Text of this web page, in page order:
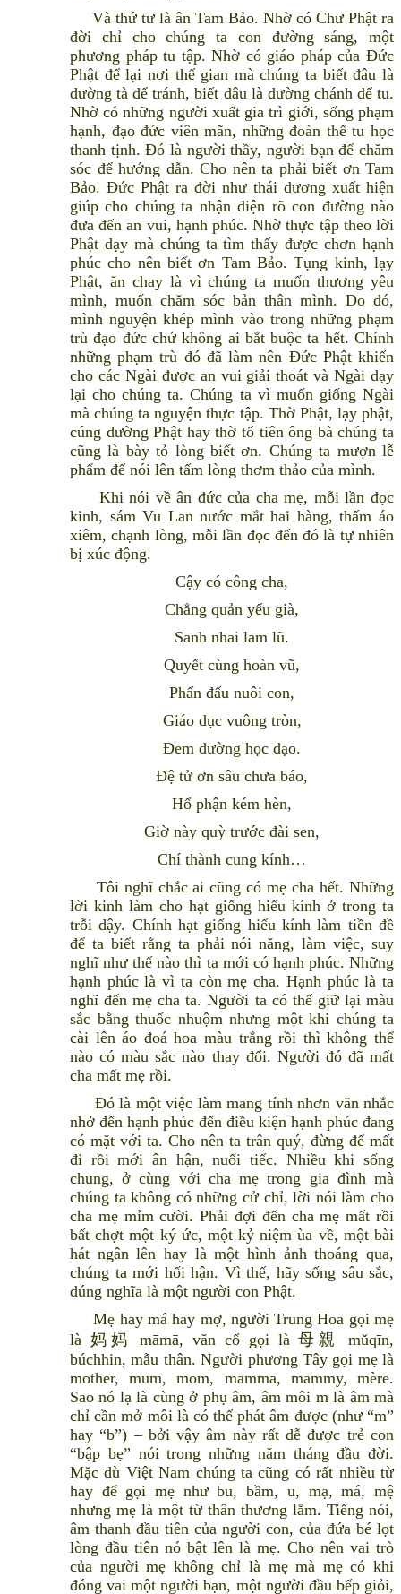
Và thứ tư là ân Tam Bảo. Nhờ có Chư Phật ra
đời chỉ cho chúng ta con đường sáng, một
phương pháp tu tập. Nhờ có giáo pháp của Đức
Phật để lại nơi thế gian mà chúng ta biết đâu là
đường tà để tránh, biết đâu là đường chánh để tu.
Nhờ có những người xuất gia trì giới, sống phạm
hạnh, đạo đức viên mãn, những đoàn thể tu học
thanh tịnh. Đó là người thầy, người bạn để chăm
sóc để hướng dẫn. Cho nên ta phải biết ơn Tam
Bảo. Đức Phật ra đời như thái dương xuất hiện
giúp cho chúng ta nhận diện rõ con đường nào
đưa đến an vui, hạnh phúc. Nhờ thực tập theo lời
Phật dạy mà chúng ta tìm thấy được chơn hạnh
phúc cho nên biết ơn Tam Bảo. Tụng kinh, lạy
Phật, ăn chay là vì chúng ta muốn thương yêu
mình, muốn chăm sóc bản thân mình. Do đó,
mình nguyện khép mình vào trong những phạm
trù đạo đức chứ không ai bắt buộc ta hết. Chính
những phạm trù đó đã làm nên Đức Phật khiến
cho các Ngài được an vui giải thoát và Ngài dạy
lại cho chúng ta. Chúng ta vì muốn giống Ngài
mà chúng ta nguyện thực tập. Thờ Phật, lạy phật,
cúng dường Phật hay thờ tổ tiên ông bà chúng ta
cũng là bày tỏ lòng biết ơn. Chúng ta mượn lễ
phẩm để nói lên tấm lòng thơm thảo của mình.
Khi nói về ân đức của cha mẹ, mỗi lần đọc
kinh, sám Vu Lan nước mắt hai hàng, thấm áo
xiêm, chạnh lòng, mỗi lần đọc đến đó là tự nhiên
bị xúc động.
Cậy có công cha,
Chẳng quản yếu già,
Sanh nhai lam lũ.
Quyết cùng hoàn vũ,
Phấn đấu nuôi con,
Giáo dục vuông tròn,
Ðem đường học đạo.
Ðệ tử ơn sâu chưa báo,
Hổ phận kém hèn,
Giờ này quỳ trước đài sen,
Chí thành cung kính…
Tôi nghĩ chắc ai cũng có mẹ cha hết. Những
lời kinh làm cho hạt giống hiếu kính ở trong ta
trỗi dậy. Chính hạt giống hiếu kính làm tiền đề
để ta biết rằng ta phải nói năng, làm việc, suy
nghĩ như thế nào thì ta mới có hạnh phúc. Những
hạnh phúc là vì ta còn mẹ cha. Hạnh phúc là ta
nghĩ đến mẹ cha ta. Người ta có thể giữ lại màu
sắc bằng thuốc nhuộm nhưng một khi chúng ta
cài lên áo đoá hoa màu trắng rồi thì không thể
nào có màu sắc nào thay đổi. Người đó đã mất
cha mất mẹ rồi.
Đó là một việc làm mang tính nhơn văn nhắc
nhở đến hạnh phúc đến điều kiện hạnh phúc đang
có mặt với ta. Cho nên ta trân quý, đừng để mất
đi rồi mới ân hận, nuối tiếc. Nhiều khi sống
chung, ở cùng với cha mẹ trong gia đình mà
chúng ta không có những cử chỉ, lời nói làm cho
cha mẹ mỉm cười. Phải đợi đến cha mẹ mất rồi
bất chợt một ký ức, một kỷ niệm ùa về, một bài
hát ngân lên hay là một hình ảnh thoáng qua,
chúng ta mới hối hận. Vì thế, hãy sống sâu sắc,
đúng nghĩa là một người con Phật.
Mẹ hay má hay mợ, người Trung Hoa gọi mẹ
là 妈妈 māmā, văn cổ gọi là 母親 mǔqīn,
búchhin, mẫu thân. Người phương Tây gọi mẹ là
mother, mum, mom, mamma, mammy, mère.
Sao nó lạ là cùng ở phụ âm, âm môi m là âm mà
chỉ cần mở môi là có thể phát âm được (như “m”
hay “b”) – bởi vậy âm này rất dễ được trẻ con
“bập bẹ” nói trong những năm tháng đầu đời.
Mặc dù Việt Nam chúng ta cũng có rất nhiều từ
hay để gọi mẹ như bu, bầm, u, mạ, má, mệ
nhưng mẹ là một từ thân thương lắm. Tiếng nói,
âm thanh đầu tiên của người con, của đứa bé lọt
lòng đầu tiên nó bật lên là mẹ. Cho nên vai trò
của người mẹ không chỉ là mẹ mà mẹ có khi
đóng vai một người bạn, một người đầu bếp giỏi,